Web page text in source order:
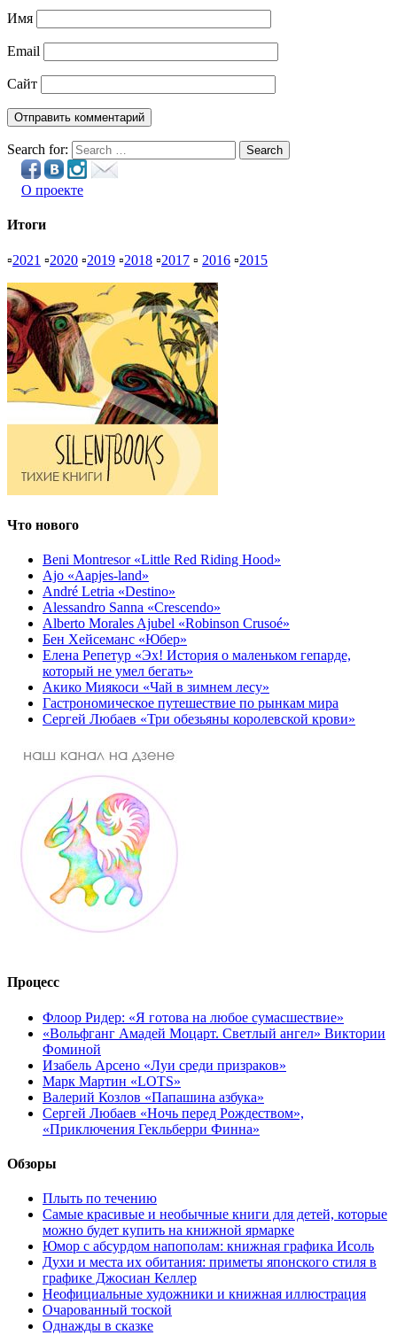
Имя
Email
Сайт
Search for: Search
О проекте
Итоги
▫2021 ▫2020 ▫2019 ▫2018 ▫2017 ▫ 2016 ▫2015
Что нового
Beni Montresor «Little Red Riding Hood»
Ajo «Aapjes-land»
André Letria «Destino»
Alessandro Sanna «Crescendo»
Alberto Morales Ajubel «Robinson Crusoé»
Бен Хейсеманс «Юбер»
Елена Репетур «Эх! История о маленьком гепарде,
который не умел бегать»
Акико Миякоси «Чай в зимнем лесу»
Гастрономическое путешествие по рынкам мира
Сергей Любаев «Три обезьяны королевской крови»
Процесс
Флоор Ридер: «Я готова на любое сумасшествие»
«Вольфганг Амадей Моцарт. Светлый ангел» Виктории
Фоминой
Изабель Арсено «Луи среди призраков»
Марк Мартин «LOTS»
Валерий Козлов «Папашина азбука»
Сергей Любаев «Ночь перед Рождеством»,
«Приключения Гекльберри Финна»
Обзоры
Плыть по течению
Самые красивые и необычные книги для детей, которые
можно будет купить на книжной ярмарке
Юмор с абсурдом напополам: книжная графика Исоль
Духи и места их обитания: приметы японского стиля в
графике Джосиан Келлер
Неофициальные художники и книжная иллюстрация
Очарованный тоской
Однажды в сказке